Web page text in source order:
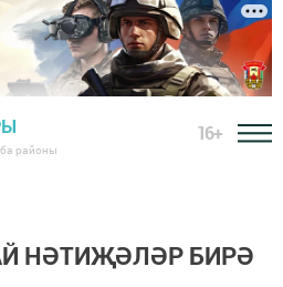
районы
16+
НӘТИҖӘЛӘР БИРӘ